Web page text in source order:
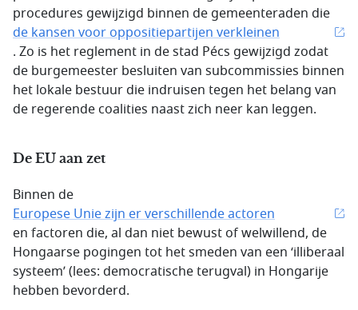
procedures gewijzigd binnen de gemeenteraden die
de kansen voor oppositiepartijen verkleinen
. Zo is het reglement in de stad Pécs gewijzigd zodat
de burgemeester besluiten van subcommissies binnen
het lokale bestuur die indruisen tegen het belang van
de regerende coalities naast zich neer kan leggen.
De EU aan zet
Binnen de
Europese Unie zijn er verschillende actoren
en factoren die, al dan niet bewust of welwillend, de
Hongaarse pogingen tot het smeden van een ‘illiberaal
systeem’ (lees: democratische terugval) in Hongarije
hebben bevorderd.